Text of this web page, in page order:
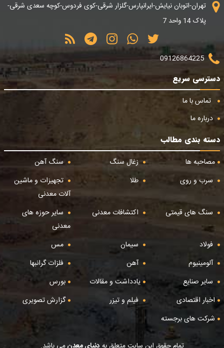
تهران-اتوبان نیایش-ایرانپارس-گلزار شرقی-کوی فردوس-کوچه سعدی شرقی-
پلاک 14 واحد 7
09126864225
دسترسی سریع
تماس با ما
درباره ما
دسته بندی مطالب
مصاحبه ها
زغال سنگ
سنگ آهن
سرب و روی
طلا
تجهیزات و ماشین
آلات معدنی
سنگ های قیمتی
اکتشافات معدنی
سایر حوزه های
معدنی
فولاد
سیمان
مس
آلومینیوم
آهن
فلزات گرانبها
سایر صنایع
یادداشت و مقالات
بورس
اخبار اقتصادی
فیلم و تیزر
گزارش تصویری
شرکت های برجسته